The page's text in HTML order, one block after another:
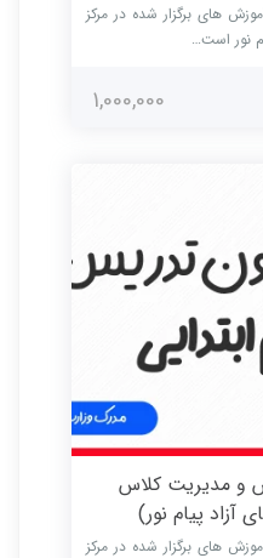
های برگزار شده در مرکز
نور است…
1,000,000
و مدیریت کلاس
پیام نور)
های برگزار شده در مرکز